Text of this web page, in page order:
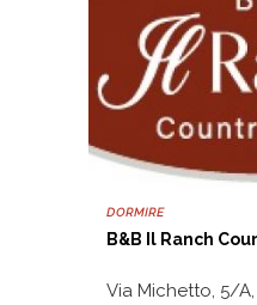
DORMIRE
B&B Il Ranch
Via Michetto, 5/A,